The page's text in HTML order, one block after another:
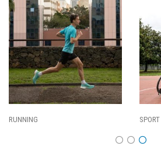
SPORT PARALIMPICI